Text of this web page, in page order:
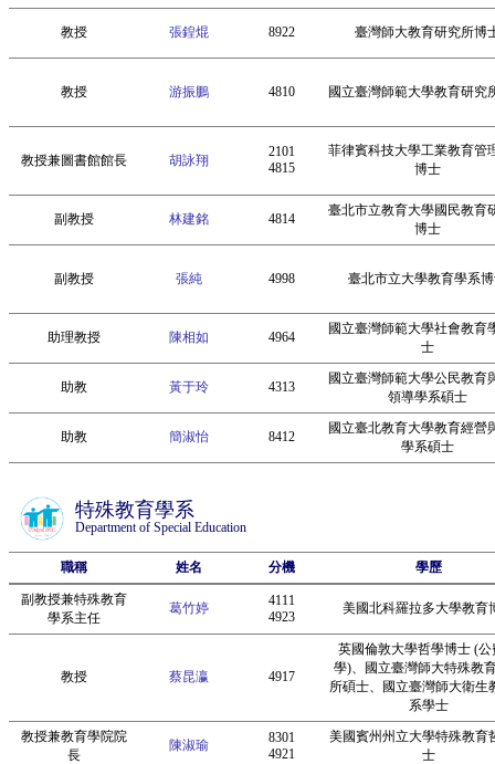
教授 張鍠焜 8922 臺灣師大教育研究所博
教授 游振鵬 4810 國立臺灣師範大學教育研究
教授兼圖書館館長 胡詠翔
2101
4815
菲律賓科技大學工業教育管
博士
副教授 林建銘 4814
臺北市立教育大學國民教育
博士
副教授 張純 4998 臺北市立大學教育學系
助理教授 陳相如 4964
國立臺灣師範大學社會教育
士
助教 黃于玲 4313
國立臺灣師範大學公民教育
領導學系碩士
助教 簡淑怡 8412
國立臺北教育大學教育經營
學系碩士
特殊教育學系
Department of Special Education
職稱 姓名 分機 學歷
副教授兼特殊教育
學系主任
葛竹婷
4111
4923
美國北科羅拉多大學教育
教授 蔡昆瀛 4917
英國倫敦大學哲學博士 (公
學)、國立臺灣師大特殊教
所碩士、國立臺灣師大衛生
系學士
教授兼教育學院院
長
陳淑瑜
8301
4921
美國賓州州立大學特殊教育
士